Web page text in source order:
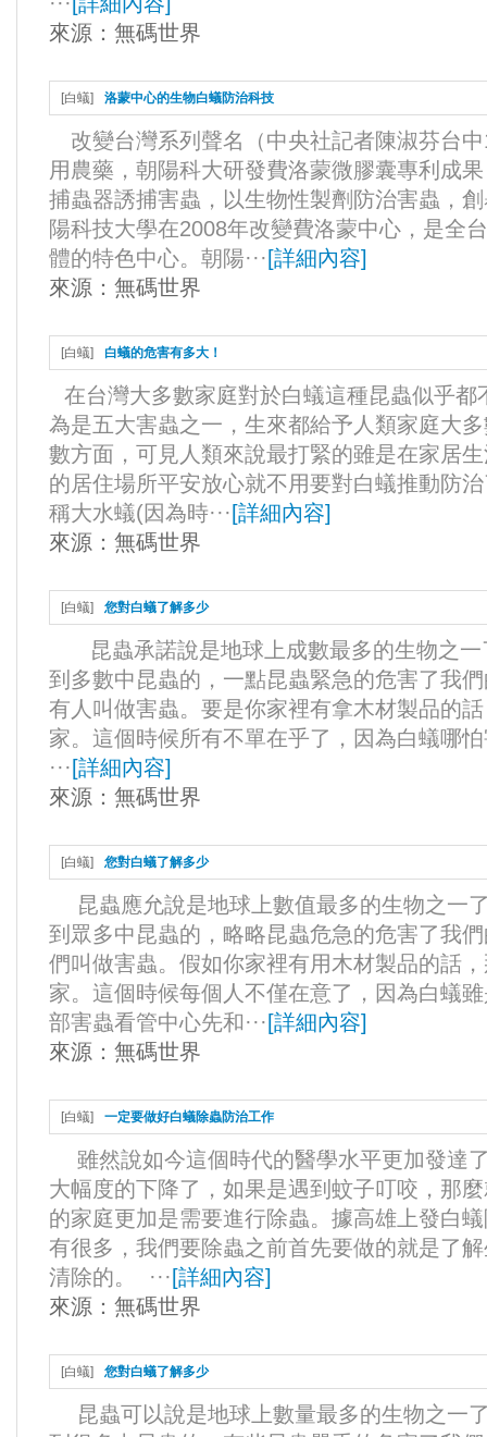
來源： 無碼世界
[白蟻] 洛蒙中心的生物白蟻防治科技
改變台灣系列聲名（中央社記者陳淑芬台
用農藥，朝陽科大研發費洛蒙微膠囊專利成
捕蟲器誘捕害蟲，以生物性製劑防治害蟲，
陽科技大學在2008年改變費洛蒙中心，是全
體的特色中心。朝陽··· [詳細內容]
來源： 無碼世界
[白蟻] 白蟻的危害有多大！
在台灣大多數家庭對於白蟻這種昆蟲似乎
為是五大害蟲之一，生來都給予人類家庭大
數方面，可見人類來說最打緊的雖是在家居
的居住場所平安放心就不用要對白蟻推動防
稱大水蟻(因為時··· [詳細內容]
來源： 無碼世界
[白蟻] 您對白蟻了解多少
昆蟲承諾說是地球上成數最多的生物之一
到多數中昆蟲的，一點昆蟲緊急的危害了我
有人叫做害蟲。要是你家裡有拿木材製品的
家。這個時候所有不單在乎了，因為白蟻哪
··· [詳細內容]
來源： 無碼世界
[白蟻] 您對白蟻了解多少
昆蟲應允說是地球上數值最多的生物之一
到眾多中昆蟲的，略略昆蟲危急的危害了我
們叫做害蟲。假如你家裡有用木材製品的話
家。這個時候每個人不僅在意了，因為白蟻
部害蟲看管中心先和··· [詳細內容]
來源： 無碼世界
[白蟻] 一定要做好白蟻除蟲防治工作
雖然說如今這個時代的醫學水平更加發達
大幅度的下降了，如果是遇到蚊子叮咬，那
的家庭更加是需要進行除蟲。據高雄上發白
有很多，我們要除蟲之前首先要做的就是了
清除的。 ··· [詳細內容]
來源： 無碼世界
[白蟻] 您對白蟻了解多少
昆蟲可以說是地球上數量最多的生物之一